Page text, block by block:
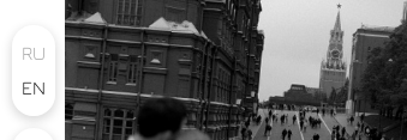
RU
EN